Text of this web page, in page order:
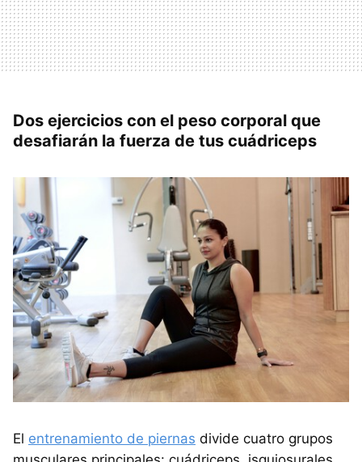
Dos ejercicios con el peso corporal que
desafiarán la fuerza de tus cuádriceps
El entrenamiento de piernas divide cuatro grupos